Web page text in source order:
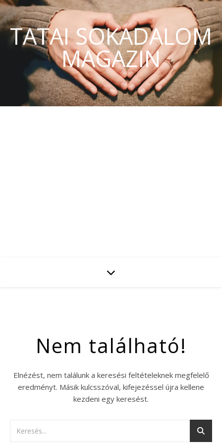
TATAI SOKADALOM
MAGAZIN
Nem található!
Elnézést, nem találunk a keresési feltételeknek megfelelő
eredményt. Másik kulcsszóval, kifejezéssel újra kellene
kezdeni egy keresést.